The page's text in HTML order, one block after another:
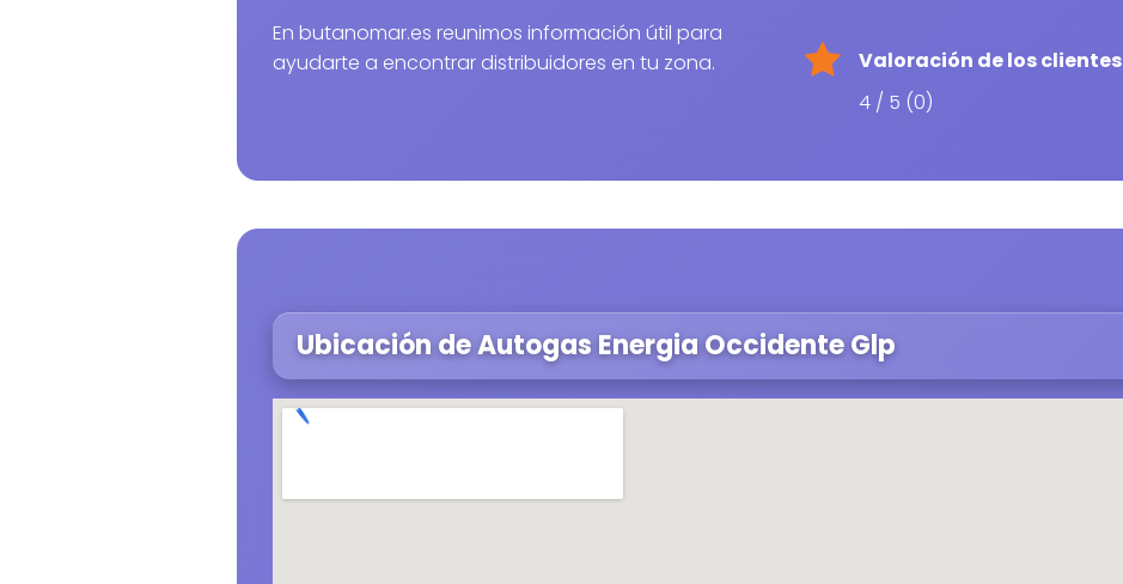
En butanomar.es reunimos información útil para
ayudarte a encontrar distribuidores en tu zona.
Valoración de los clientes
4 / 5 (0)
Ubicación de Autogas Energia Occidente Glp